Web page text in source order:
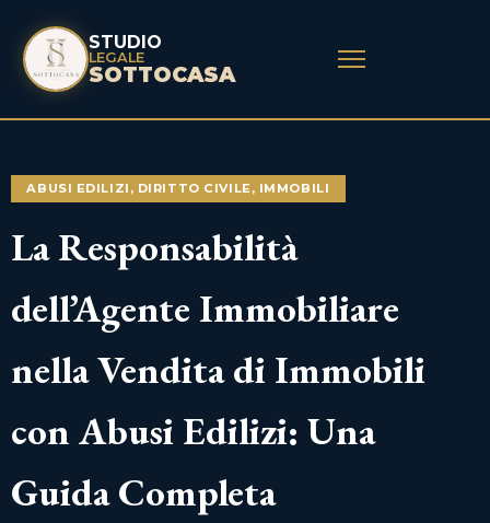
STUDIO
LEGALE
SOTTOCASA
ABUSI EDILIZI , DIRITTO CIVILE, IMMOBILI
La Responsabilità
dell’Agente Immobiliare
nella Vendita di Immobili
con Abusi Edilizi: Una
Guida Completa